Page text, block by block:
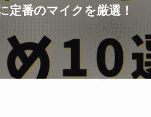
定番のマイクを厳選！